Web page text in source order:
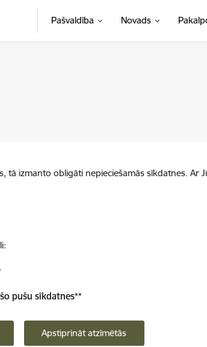
Pašvaldība Novads
tā izmanto obligāti nepieciešamās sīkdatnes.
pušu sīkdatnes**
Apstiprināt atzīmētās